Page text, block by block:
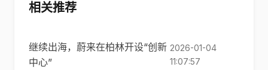
相关推荐
继续出海，蔚来在柏林开设“创新
中心”
2026-01-04
11:07:57